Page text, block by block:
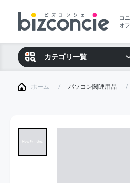
コ
オ
カテゴリ一覧
ホーム パソコン関連用品